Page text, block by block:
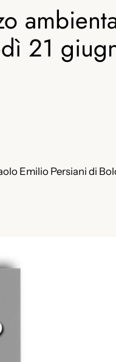
21
Emilio Persiani di